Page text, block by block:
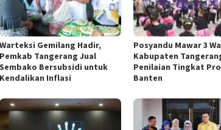
Warteksi Gemilang Hadir,
Pemkab Tangerang Jual
Sembako Bersubsidi untuk
Kendalikan Inflasi
Posyandu Mawar 3
Kabupaten
Penilaian Tingkat
Banten